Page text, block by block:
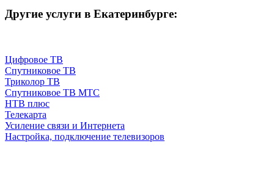
Другие услуги в Екатеринбурге:
Цифровое ТВ
Спутниковое ТВ
Триколор ТВ
Спутниковое ТВ МТС
НТВ плюс
Телекарта
Усиление связи и Интернета
Настройка, подключение телевизоров